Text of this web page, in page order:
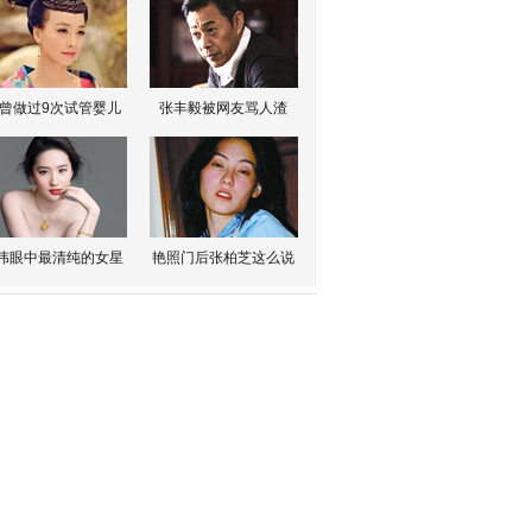
做过9次试管婴儿 张丰毅被网友骂人渣
眼中最清纯的女星 艳照门后张柏芝这么说